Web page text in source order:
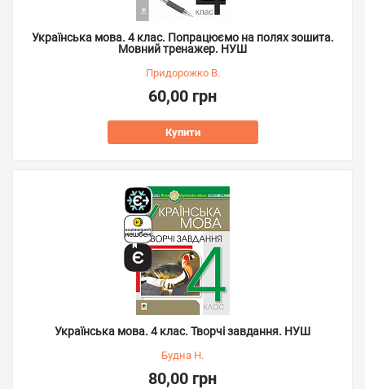
Українська мова. 4 клас. Попрацюємо на полях зошита.
Мовний тренажер. НУШ
Придорожко В.
60,00 грн
Купити
Українська мова. 4 клас. Творчі завдання. НУШ
Будна Н.
80,00 грн